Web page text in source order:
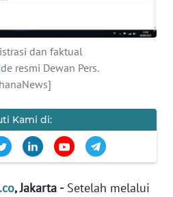
dan faktual
resmi Dewan Pers.
Kami di:
, Jakarta -Setelah melalui